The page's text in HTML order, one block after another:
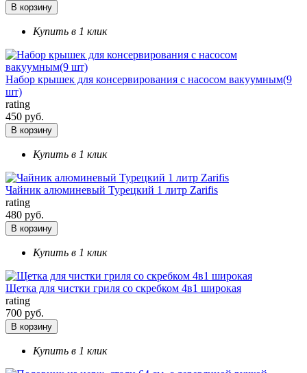
В корзину
Купить в 1 клик
Набор крышек для консервирования с насосом вакуумным(9
шт)
rating
450 руб.
В корзину
Купить в 1 клик
Чайник алюминевый Турецкий 1 литр Zarifis
rating
480 руб.
В корзину
Купить в 1 клик
Щетка для чистки гриля со скребком 4в1 широкая
rating
700 руб.
В корзину
Купить в 1 клик